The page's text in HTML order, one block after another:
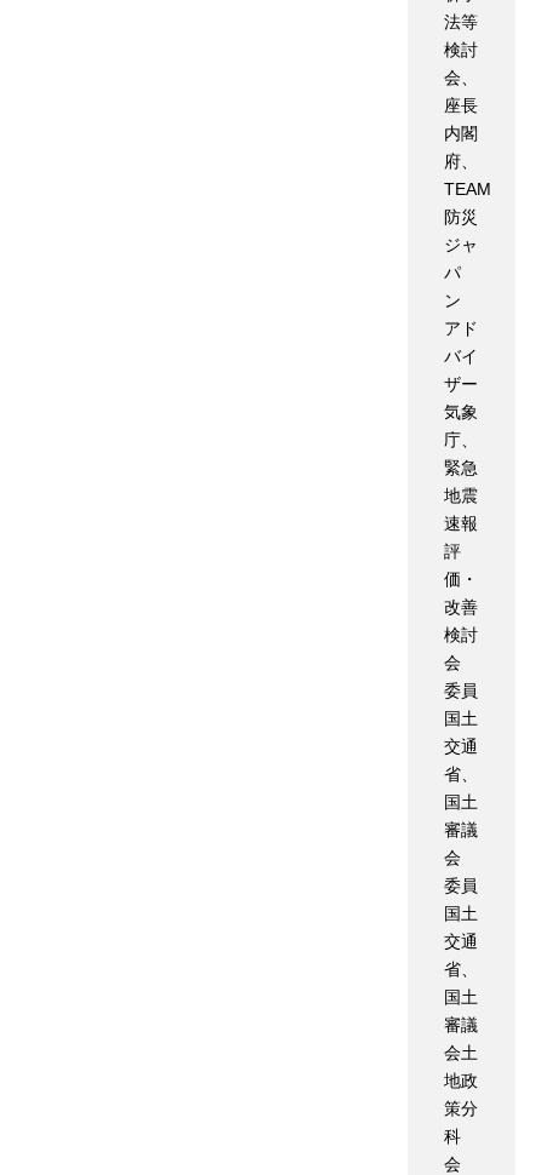
法等
検討
会、
座長
内閣
府、
TEAM
防災
ジャ
パ
ン
アド
バイ
ザー
気象
庁、
緊急
地震
速報
評
価・
改善
検討
会
委員
国土
交通
省、
国土
審議
会
委員
国土
交通
省、
国土
審議
会土
地政
策分
科
会